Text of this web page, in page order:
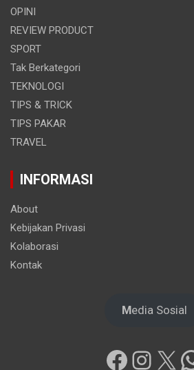
OPINI
REVIEW PRODUCT
SPORT
Tak Berkategori
TEKNOLOGI
TIPS & TRICK
TIPS PAKAR
TRAVEL
INFORMASI
About
Kebijakan Privasi
Kolaborasi
Kontak
Media Sosial
X